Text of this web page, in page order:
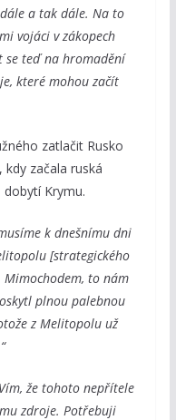
a tak dále. Na to
vojáci v zákopech
se teď na hromadění
které mohou začít
zatlačit Rusko
kdy začala ruská
dobytí Krymu.
k dnešnímu dni
[strategického
to nám
plnou palebnou
z Melitopolu už
že tohoto nepřítele
zdroje. Potřebuji